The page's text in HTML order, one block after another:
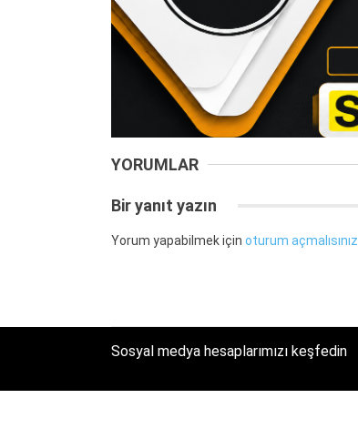
YORUMLAR
Bir yanıt yazın
Yorum yapabilmek için oturum açmalısınız
Sosyal medya hesaplarımızı keşfedin